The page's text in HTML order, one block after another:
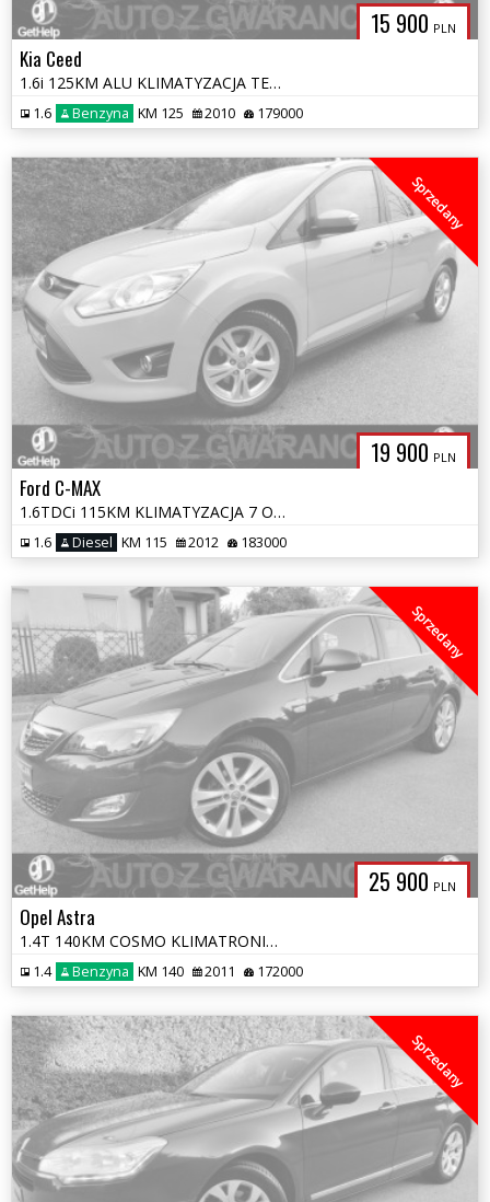
15 900 PLN
Kia Ceed
1.6i 125KM ALU KLIMATYZACJA TEMPOMAT BEZWYPADKOWA OPŁATY GWARANCJA
1.6 Benzyna KM 125 2010 179000
19 900 PLN
Sprzedany
Ford C-MAX
1.6TDCi 115KM KLIMATYZACJA 7 OSÓB ALU OPŁATY GWARANCJA GRAND S&S
1.6 Diesel KM 115 2012 183000
25 900 PLN
Sprzedany
Opel Astra
1.4T 140KM COSMO KLIMATRONIC ALU 2xPDC GRZ.FOTELE GRZ.KIEROWNICA OPŁA
1.4 Benzyna KM 140 2011 172000
Sprzedany